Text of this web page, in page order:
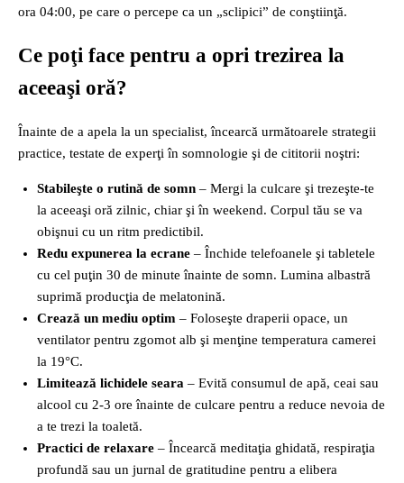
ora 04:00, pe care o percepe ca un „sclipici” de conştiinţă.
Ce poţi face pentru a opri trezirea la
aceeaşi oră?
Înainte de a apela la un specialist, încearcă următoarele strategii
practice, testate de experţi în somnologie şi de cititorii noştri:
Stabileşte o rutină de somn – Mergi la culcare şi trezeşte‑te
la aceeaşi oră zilnic, chiar şi în weekend. Corpul tău se va
obişnui cu un ritm predictibil.
Redu expunerea la ecrane – Închide telefoanele şi tabletele
cu cel puţin 30 de minute înainte de somn. Lumina albastră
suprimă producţia de melatonină.
Crează un mediu optim – Foloseşte draperii opace, un
ventilator pentru zgomot alb şi menţine temperatura camerei
la 19°C.
Limitează lichidele seara – Evită consumul de apă, ceai sau
alcool cu 2‑3 ore înainte de culcare pentru a reduce nevoia de
a te trezi la toaletă.
Practici de relaxare – Încearcă meditaţia ghidată, respiraţia
profundă sau un jurnal de gratitudine pentru a elibera